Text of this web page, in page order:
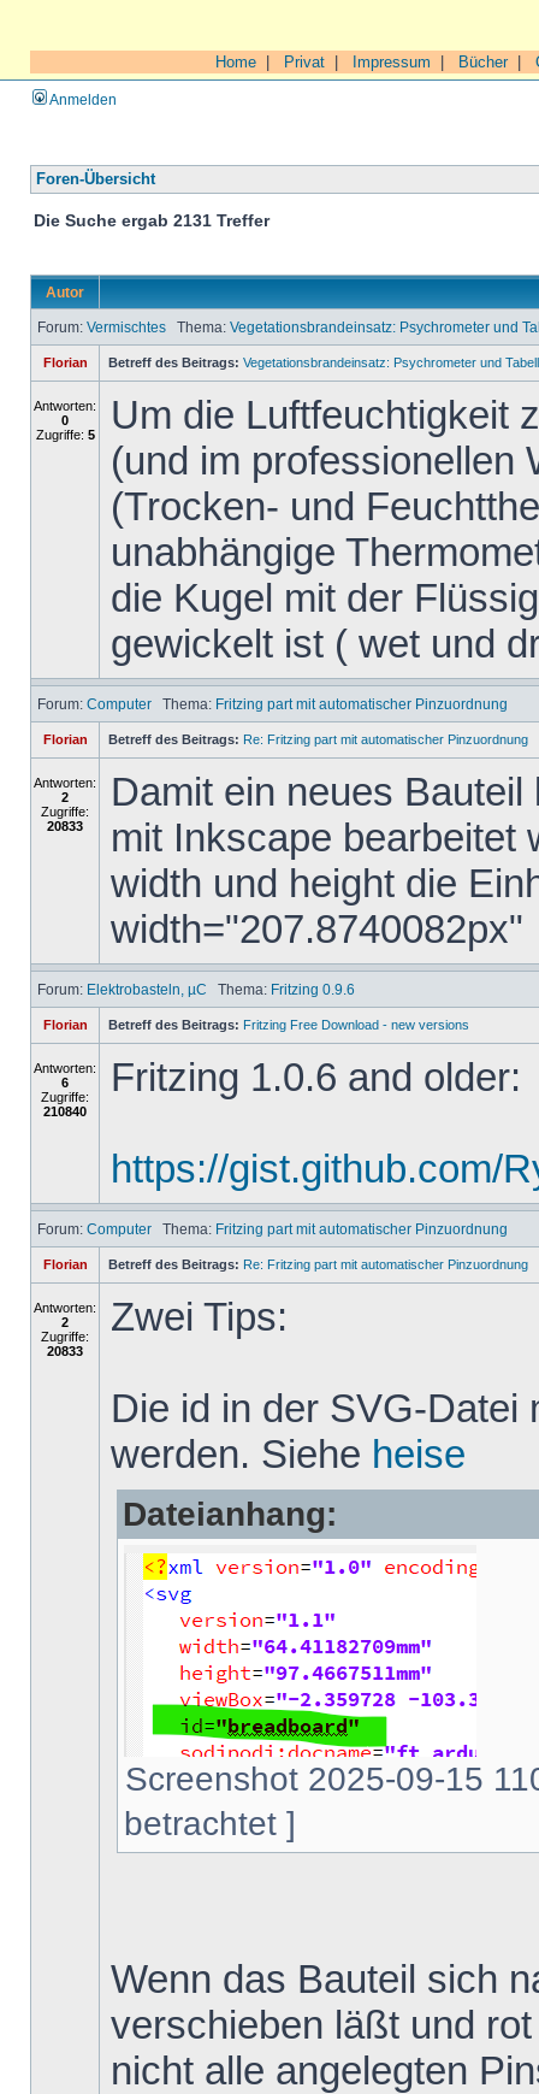
Home Privat Impressum Bücher|
Anmelden
Foren-Übersicht
Die Suche ergab 2131 Treffer
Autor
Forum: Vermischtes Thema: Vegetationsbrandeinsatz: Psychrometer und
Florian Betreff des Beitrags: Vegetationsbrandeinsatz: Psychrometer und
Antworten:
0
Zugriffe: 5
Um die Luftfeuchtigkeit
(und im professionellen
(Trocken- und
unabhängige
die Kugel mit der
gewickelt ist ( wet und
Forum: Computer Thema: Fritzing part mit automatischer Pinzuordnung
Florian Betreff des Beitrags: Re: Fritzing part mit automatischer Pinzuordnung
Antworten:
2
Zugriffe:
20833
Damit ein neues
mit Inkscape bearbeitet
width und height die
width="207.8740082px"
Forum: Elektrobasteln, µC Thema: Fritzing 0.9.6
Florian Betreff des Beitrags: Fritzing Free Download - new versions
Antworten:
6
Zugriffe:
210840
Fritzing 1.0.6 and older:
https://gist.github.com/
Forum: Computer Thema: Fritzing part mit automatischer Pinzuordnung
Florian Betreff des Beitrags: Re: Fritzing part mit automatischer Pinzuordnung
Antworten:
2
Zugriffe:
20833
Zwei Tips:
Die id in der SVG-Datei
werden. Siehe heise
Dateianhang:
Screenshot 2025-09-15
betrachtet ]
Wenn das Bauteil sich
verschieben läßt und
nicht alle angelegten